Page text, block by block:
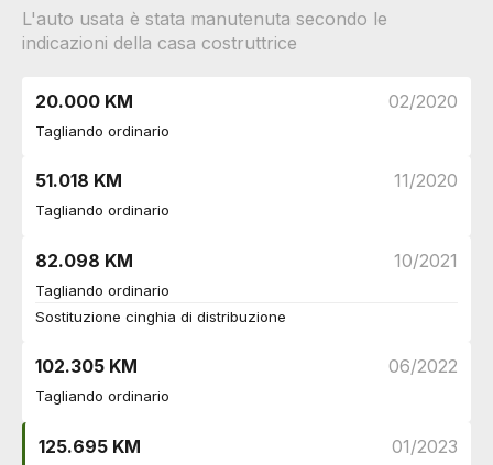
L'auto usata è stata manutenuta secondo le
indicazioni della casa costruttrice
20.000 KM 02/2020
Tagliando ordinario
51.018 KM 11/2020
Tagliando ordinario
82.098 KM 10/2021
Tagliando ordinario
Sostituzione cinghia di distribuzione
102.305 KM 06/2022
Tagliando ordinario
125.695 KM 01/2023